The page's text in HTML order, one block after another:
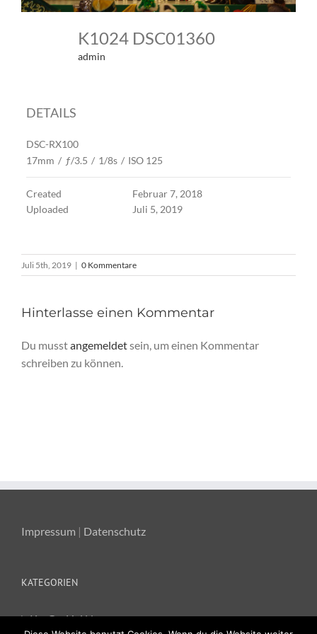
K1024 DSC01360
admin
DETAILS
DSC-RX100
17mm / ƒ/3.5 / 1/8s / ISO 125
Created
Februar 7, 2018
Uploaded
Juli 5, 2019
Juli 5th, 2019 | 0 Kommentare
Hinterlasse einen Kommentar
Du musstangemeldetsein, um einen Kommentar
schreiben zu können.
Impressum | Datenschutz
KATEGORIEN
Ka-Ge-Hei News